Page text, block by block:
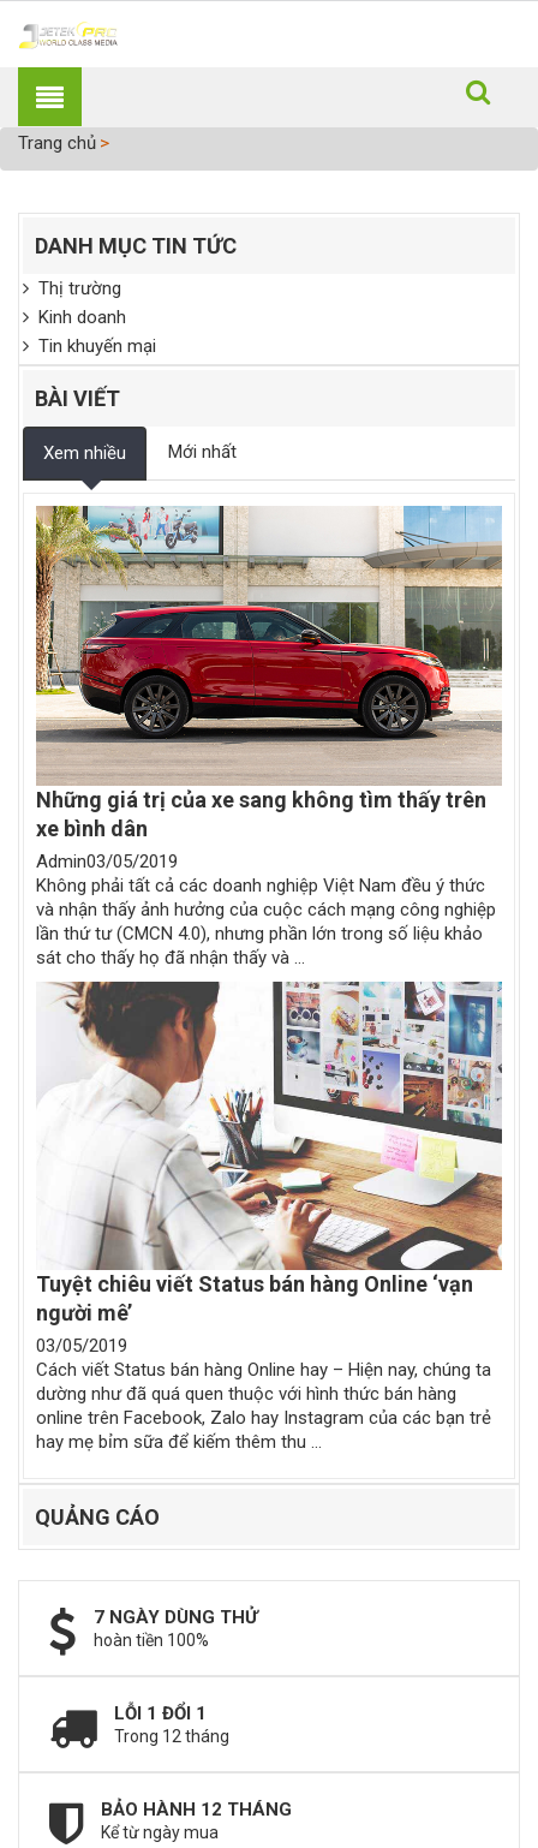
Trang chủ
DANH MỤC TIN TỨC
Thị trường
Kinh doanh
Tin khuyến mại
BÀI VIẾT
Xem nhiều Mới nhất
Những giá trị của xe sang không tìm thấy trên
xe bình dân
Admin03/05/2019
Không phải tất cả các doanh nghiệp Việt Nam đều ý thức
và nhận thấy ảnh hưởng của cuộc cách mạng công nghiệp
lần thứ tư (CMCN 4.0), nhưng phần lớn trong số liệu khảo
sát cho thấy họ đã nhận thấy và ...
Tuyệt chiêu viết Status bán hàng Online ‘vạn
người mê’
03/05/2019
Cách viết Status bán hàng Online hay – Hiện nay, chúng ta
dường như đã quá quen thuộc với hình thức bán hàng
online trên Facebook, Zalo hay Instagram của các bạn trẻ
hay mẹ bỉm sữa để kiếm thêm thu ...
QUẢNG CÁO
7 NGÀY DÙNG THỬ
hoàn tiền 100%
LỖI 1 ĐỔI 1
Trong 12 tháng
BẢO HÀNH 12 THÁNG
Kể từ ngày mua